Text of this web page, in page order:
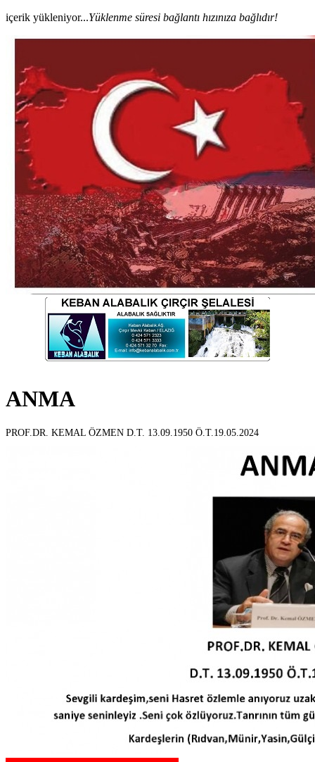
içerik yükleniyor...Yüklenme süresi bağlantı hızınıza bağlıdır!
ANMA
PROF.DR. KEMAL ÖZMEN D.T. 13.09.1950 Ö.T.19.05.2024